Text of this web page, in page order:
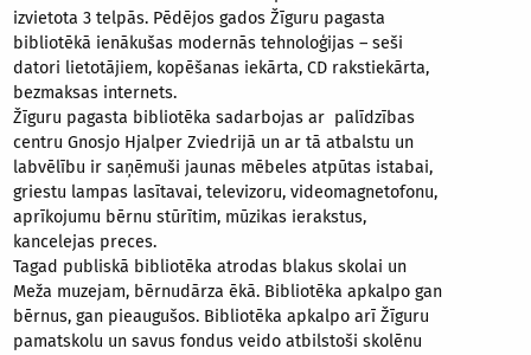
izvietota 3 telpās. Pēdējos gados Žīguru pagasta
bibliotēkā ienākušas modernās tehnoloģijas – seši
datori lietotājiem, kopēšanas iekārta, CD rakstiekārta,
bezmaksas internets.
Žīguru pagasta bibliotēka sadarbojas ar palīdzības
centru Gnosjo Hjalper Zviedrijā un ar tā atbalstu un
labvēlību ir saņēmuši jaunas mēbeles atpūtas istabai,
griestu lampas lasītavai, televizoru, videomagnetofonu,
aprīkojumu bērnu stūrītim, mūzikas ierakstus,
kancelejas preces.
Tagad publiskā bibliotēka atrodas blakus skolai un
Meža muzejam, bērnudārza ēkā. Bibliotēka apkalpo gan
bērnus, gan pieaugušos. Bibliotēka apkalpo arī Žīguru
pamatskolu un savus fondus veido atbilstoši skolēnu